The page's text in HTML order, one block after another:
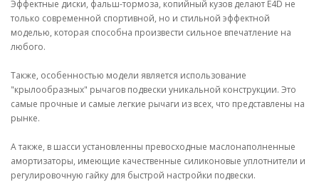
Эффектные диски, фальш-тормоза, копийный кузов делают E4D не
только современной спортивной, но и стильной эффектной
моделью, которая способна произвести сильное впечатление на
любого.
Также, особенностью модели является использование
"крылообразных" рычагов подвески уникальной конструкции. Это
самые прочные и самые легкие рычаги из всех, что представлены на
рынке.
А также, в шасси установленны превосходные маслонаполненные
амортизаторы, имеющие качественные силиконовые уплотнители и
регулировочную гайку для быстрой настройки подвески.